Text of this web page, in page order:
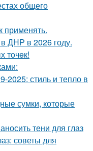
общего
применять.
ДНР в 2026 году.
тoчeк!
2025: стиль и тепло в
сумки, которые
тени для глаз
советы для